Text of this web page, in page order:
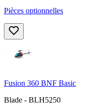
Pièces optionnelles
Fusion 360 BNF Basic
Blade - BLH5250